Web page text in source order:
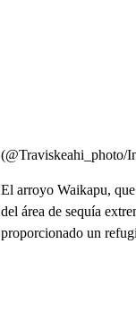
(@Traviskeahi_photo/
El arroyo Waikapu,
del área de sequía
proporcionado un